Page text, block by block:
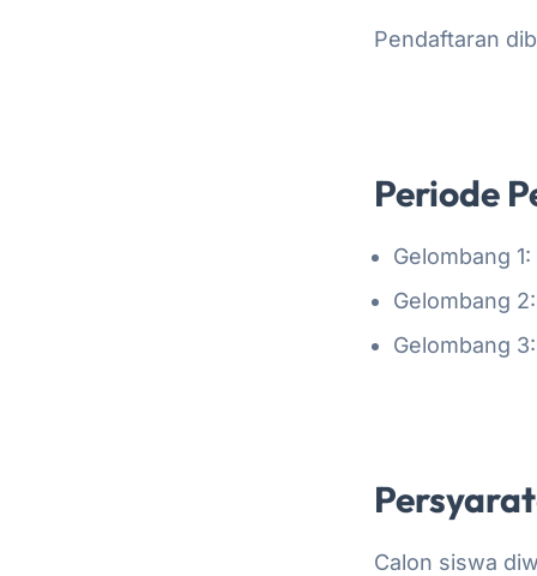
Pendaftaran
Periode
Gelombang
Gelombang
Gelombang
Calon siswa